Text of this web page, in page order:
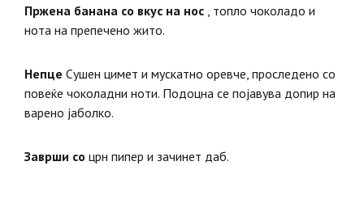
Пржена банана со вкус на нос , топло чоколадо и
нота на препечено жито.
Непце Сушен цимет и мускатно оревче, проследено со
повеќе чоколадни ноти. Подоцна се појавува допир на
варено јаболко.
Заврши со црн пипер и зачинет даб.